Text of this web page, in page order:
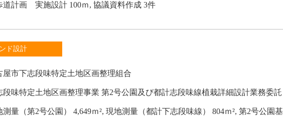
道計画 実施設計 100ｍ, 協議資料作成 3件
ド設計
屋市下志段味特定土地区画整理組合
段味特定土地区画整理事業 第2号公園及び都計志段味線植栽詳細設計業務委託
測量（第2号公園） 4,649ｍ², 現地測量（都計下志段味線） 804ｍ², 第2号公園基